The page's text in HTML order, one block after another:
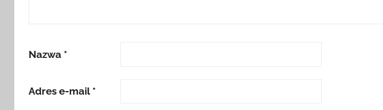
Nazwa *
Adres e-mail *